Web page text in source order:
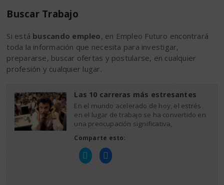
Buscar Trabajo
Si está buscando empleo, en Empleo Futuro encontrará
toda la información que necesita para investigar,
prepararse, buscar ofertas y postularse, en cualquier
profesión y cualquier lugar.
Las 10 carreras más estresantes
En el mundo acelerado de hoy, el estrés
en el lugar de trabajo se ha convertido en
una preocupación significativa,
Comparte esto:
Haz
clic
para
Haz
clic
para